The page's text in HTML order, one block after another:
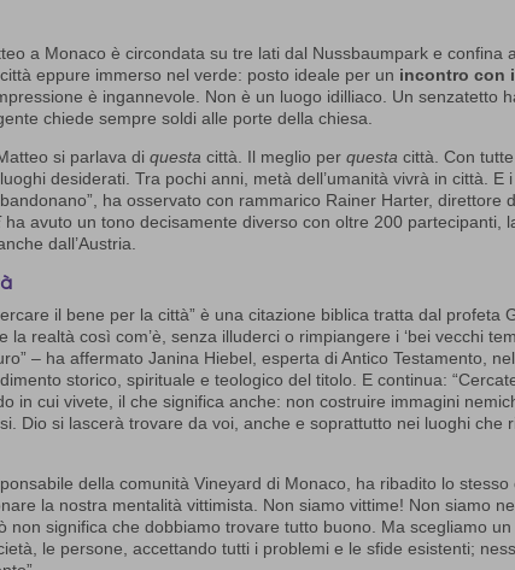
a Monaco è circondata su tre lati dal Nussbaumpark e confina
eppure immerso nel verde: posto ideale per un incontro con
è ingannevole. Non è un luogo idilliaco. Un senzatetto
chiede sempre soldi alle porte della chiesa.
si parlava diquesta città. Il meglio perquesta città. Con
desiderati. Tra pochi anni, metà dell’umanità vivrà in città. E
ha osservato con rammarico Rainer Harter, direttore
ha avuto un tono decisamente diverso con oltre 200 partecipanti,
dall’Austria.
il bene per la città” è una citazione biblica tratta dal profeta
la realtà così com’è, senza illuderci o rimpiangere i ‘bei vecchi
– ha affermato Janina Hiebel, esperta di Antico Testamento,
storico, spirituale e teologico del titolo. E continua:
in cui vivete, il che significa anche: non costruire immagini
Dio si lascerà trovare da voi, anche e soprattutto nei luoghi
della comunità Vineyard di Monaco, ha ribadito lo
la nostra mentalità vittimista. Non siamo vittime! Non siamo
non significa che dobbiamo trovare tutto buono. Ma scegliamo
le persone, accettando tutti i problemi e le sfide esistenti;